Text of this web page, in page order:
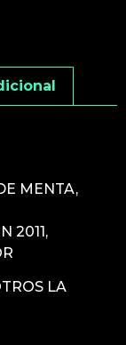
MENTA,
2011,
LA